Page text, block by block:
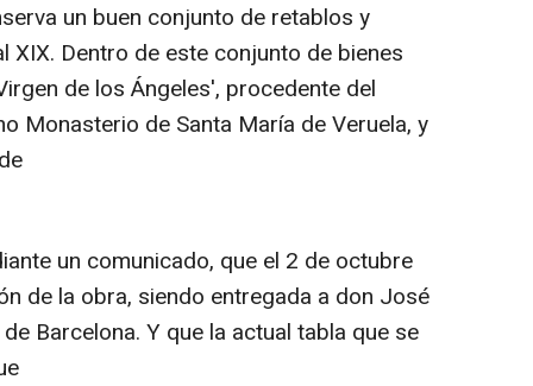
un buen conjunto de retablos y
XIX. Dentro de este conjunto de bienes
de los Ángeles', procedente del
Monasterio de Santa María de Veruela, y
un comunicado, que el 2 de octubre
de la obra, siendo entregada a don José
Barcelona. Y que la actual tabla que se